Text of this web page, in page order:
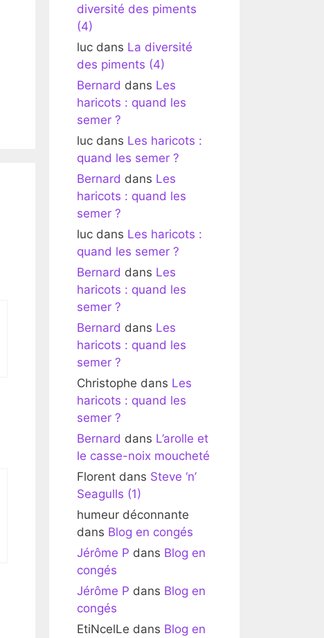
diversité des piments
(4)
luc dans La diversité
des piments (4)
Bernard dans Les
haricots : quand les
semer ?
luc dans Les haricots :
quand les semer ?
Bernard dans Les
haricots : quand les
semer ?
luc dans Les haricots :
quand les semer ?
Bernard dans Les
haricots : quand les
semer ?
Bernard dans Les
haricots : quand les
semer ?
Christophe dans Les
haricots : quand les
semer ?
Bernard dans L’arolle et
le casse-noix moucheté
Florent dans Steve ‘n’
Seagulls (1)
humeur déconnante
dans Blog en congés
Jérôme P dans Blog en
congés
Jérôme P dans Blog en
congés
EtiNcelLe dans Blog en